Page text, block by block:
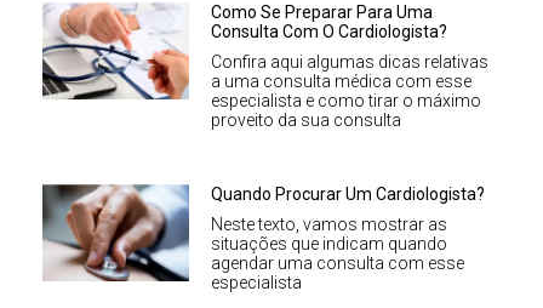
Como Se Preparar Para Uma
Consulta Com O Cardiologista?
Confira aqui algumas dicas relativas
a uma consulta médica com esse
especialista e como tirar o máximo
proveito da sua consulta
Quando Procurar Um Cardiologista?
Neste texto, vamos mostrar as
situações que indicam quando
agendar uma consulta com esse
especialista